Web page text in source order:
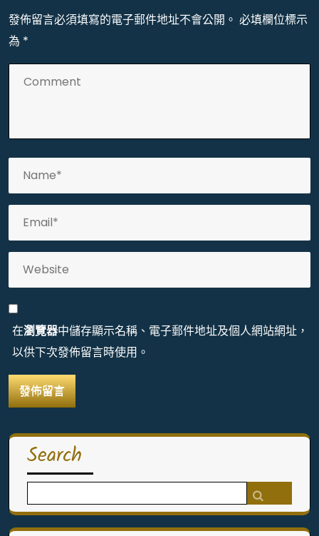
發佈留言必須填寫的電子郵件地址不會公開。 必填欄位標示
為 *
在瀏覽器中儲存顯示名稱、電子郵件地址及個人網站網址，
以供下次發佈留言時使用。
Search
for: